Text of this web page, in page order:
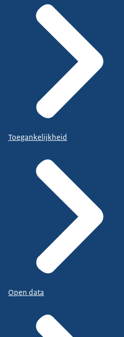
Toegankelijkheid
Open data